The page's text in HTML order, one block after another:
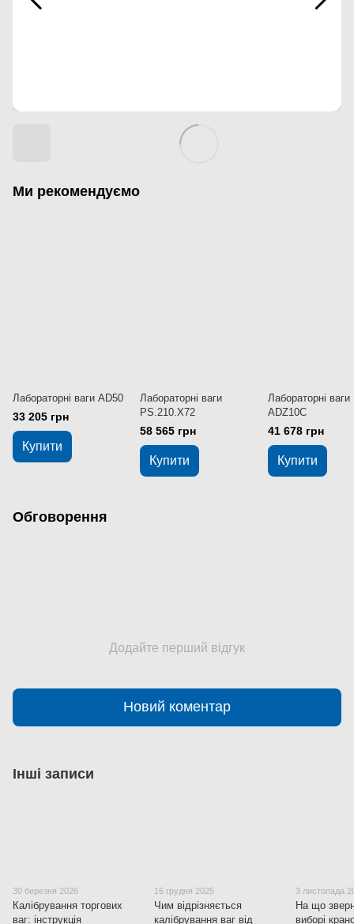
Ми рекомендуємо
Лабораторні ваги AD50
33 205 грн
Купити
Лабораторні ваги
PS.210.X72
58 565 грн
Купити
Лабораторні ваги
ADZ10C
41 678 грн
Купити
Обговорення
Додайте перший відгук
Новий коментар
Інші записи
30 березня 2026
Калібрування торгових
ваг: інструкція
16 грудня 2025
Чим відрізняється
калібрування ваг від
3 листопада
На що
виборі